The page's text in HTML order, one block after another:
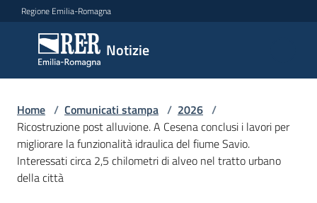
Vai al contenuto
Vai alla navigazione
Vai al footer
Regione Emilia-Romagna
Notizie
Notizie
Comunicati
stampa
Menu selezionato
Cerca
un
Home / Comunicati stampa / 2026 /
Ricostruzione post alluvione. A Cesena conclusi i lavori per
migliorare la funzionalità idraulica del fiume Savio.
Interessati circa 2,5 chilometri di alveo nel tratto urbano
della città